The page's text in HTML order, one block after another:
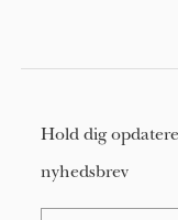
Hold dig
nyhedsbrev